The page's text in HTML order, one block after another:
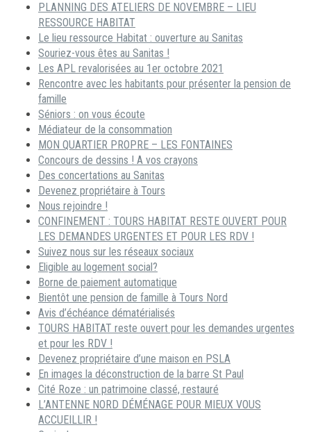
PLANNING DES ATELIERS DE NOVEMBRE – LIEU
RESSOURCE HABITAT
Le lieu ressource Habitat : ouverture au Sanitas
Souriez-vous êtes au Sanitas !
Les APL revalorisées au 1er octobre 2021
Rencontre avec les habitants pour présenter la pension de
famille
Séniors : on vous écoute
Médiateur de la consommation
MON QUARTIER PROPRE – LES FONTAINES
Concours de dessins ! A vos crayons
Des concertations au Sanitas
Devenez propriétaire à Tours
Nous rejoindre !
CONFINEMENT : TOURS HABITAT RESTE OUVERT POUR
LES DEMANDES URGENTES ET POUR LES RDV !
Suivez nous sur les réseaux sociaux
Eligible au logement social?
Borne de paiement automatique
Bientôt une pension de famille à Tours Nord
Avis d’échéance dématérialisés
TOURS HABITAT reste ouvert pour les demandes urgentes
et pour les RDV !
Devenez propriétaire d’une maison en PSLA
En images la déconstruction de la barre St Paul
Cité Roze : un patrimoine classé, restauré
L’ANTENNE NORD DÉMÉNAGE POUR MIEUX VOUS
ACCUEILLIR !